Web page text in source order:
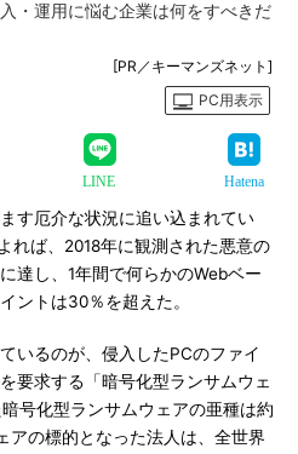
・運用に悩む企業は何をすべきだ
[PR／キーマンズネット]
PC用表示
LINE Hatena
す厄介な状況に追い込まれてい
れば、2018年に観測された悪意の
達し、1年間で何らかのWebベー
ントは30％を超えた。
いるのが、侵入したPCのファイ
要求する「暗号化型ランサムウェ
号化型ランサムウェアの亜種は約
アの標的となった法人は、全世界